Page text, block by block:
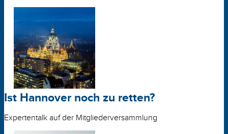
Ist Hannover noch zu retten?
Expertentalk auf der Mitgliederversammlung